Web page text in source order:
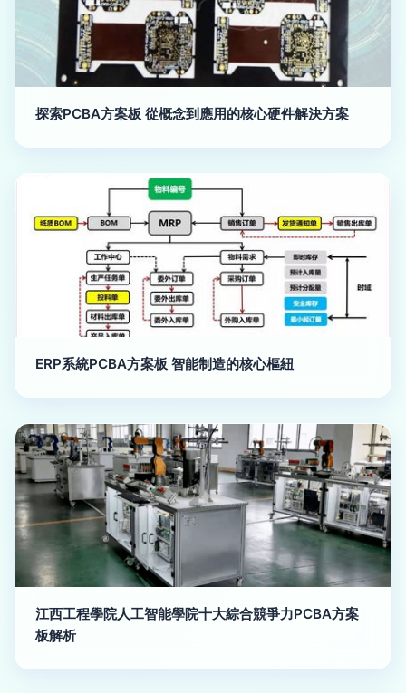
探索PCBA方案板 從概念到應用的核心硬件解決方案
ERP系統PCBA方案板 智能制造的核心樞紐
江西工程學院人工智能學院十大綜合競爭力PCBA方案
板解析